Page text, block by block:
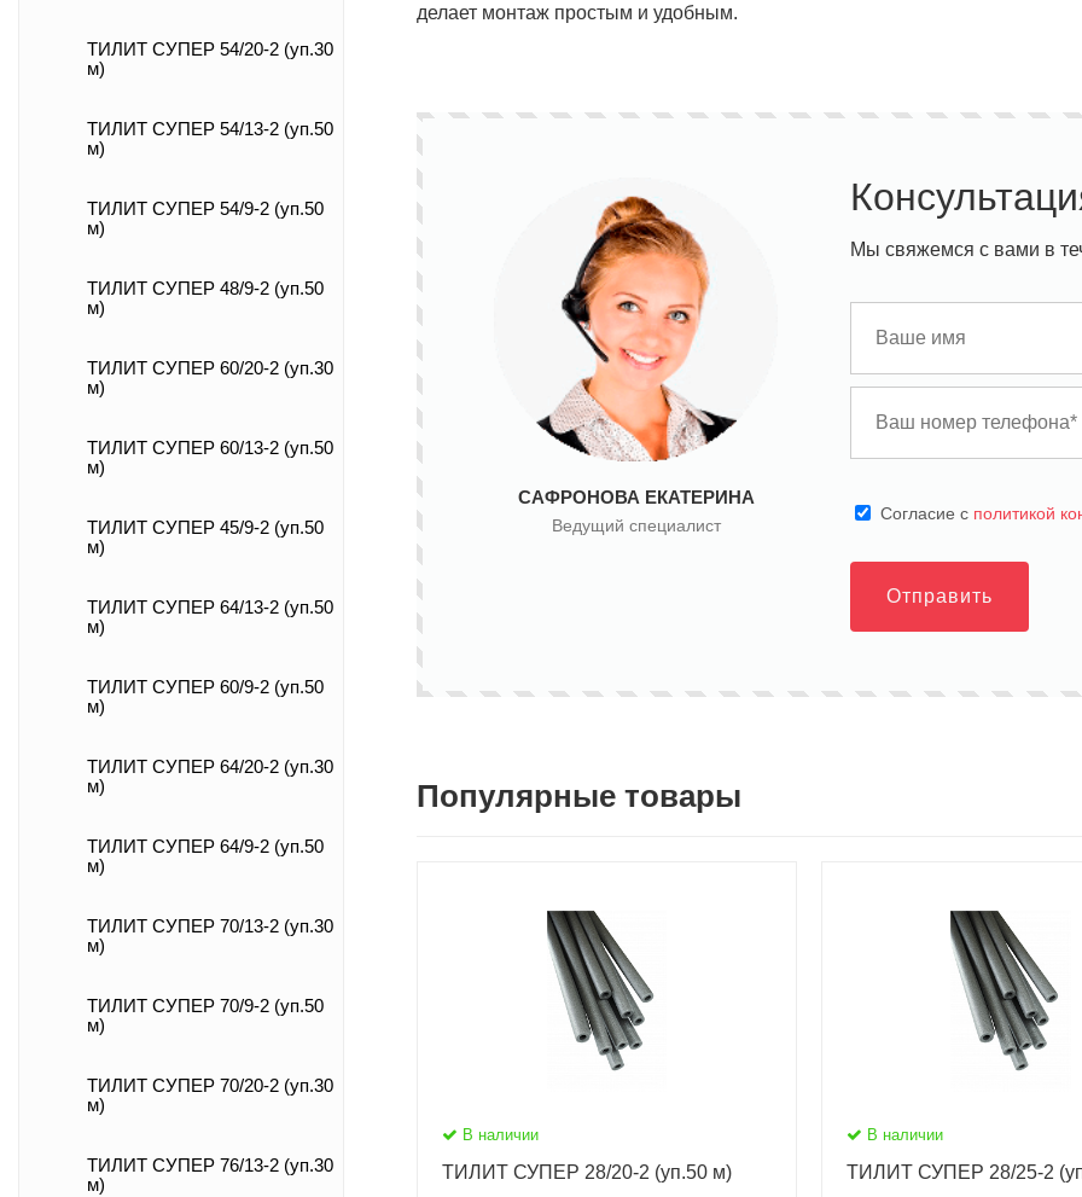
ТИЛИТ СУПЕР 54/20-2 (уп.30
м)
ТИЛИТ СУПЕР 54/13-2 (уп.50
м)
ТИЛИТ СУПЕР 54/9-2 (уп.50
м)
ТИЛИТ СУПЕР 48/9-2 (уп.50
м)
ТИЛИТ СУПЕР 60/20-2 (уп.30
м)
ТИЛИТ СУПЕР 60/13-2 (уп.50
м)
ТИЛИТ СУПЕР 45/9-2 (уп.50
м)
ТИЛИТ СУПЕР 64/13-2 (уп.50
м)
ТИЛИТ СУПЕР 60/9-2 (уп.50
м)
ТИЛИТ СУПЕР 64/20-2 (уп.30
м)
ТИЛИТ СУПЕР 64/9-2 (уп.50
м)
ТИЛИТ СУПЕР 70/13-2 (уп.30
м)
ТИЛИТ СУПЕР 70/9-2 (уп.50
м)
ТИЛИТ СУПЕР 70/20-2 (уп.30
м)
ТИЛИТ СУПЕР 76/13-2 (уп.30
м)
делает монтаж простым и удобным.
САФРОНОВА ЕКАТЕРИНА
Ведущий специалист
Мы свяжемся с вами в
Cогласие с политикой
Отправить
Популярные товары
В наличии
ТИЛИТ СУПЕР 28/20-2 (уп.50 м)
В наличии
ТИЛИТ СУПЕР 28/25-2